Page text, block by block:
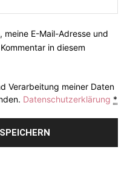
meine E-Mail-Adresse und
in diesem
Verarbeitung meiner Daten
Datenschutzerklärung *